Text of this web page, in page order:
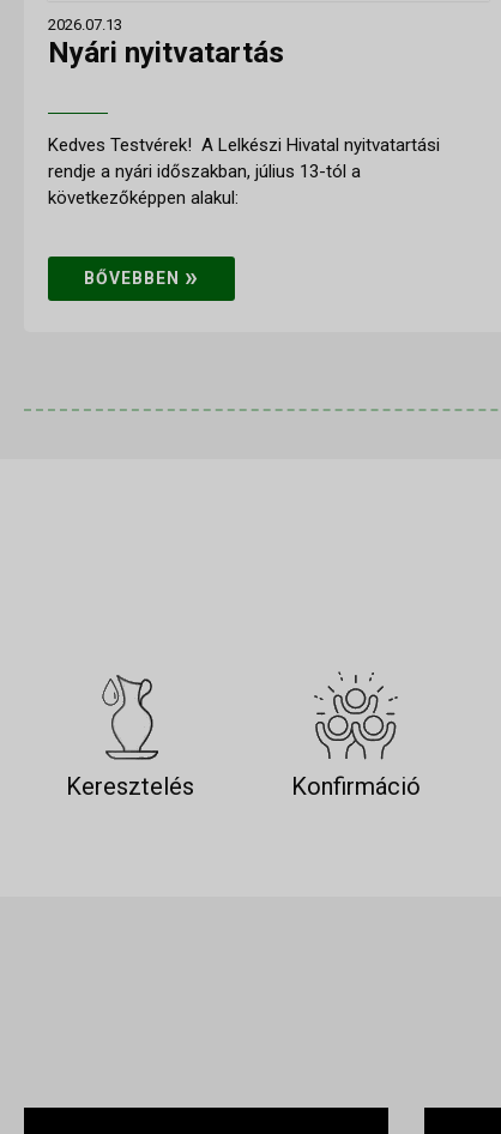
2026.07.13
Nyári nyitvatartás
Kedves Testvérek! A Lelkészi Hivatal nyitvatartási
rendje a nyári időszakban, július 13-tól a
következőképpen alakul:
BŐVEBBEN »
Keresztelés Konfirmáció